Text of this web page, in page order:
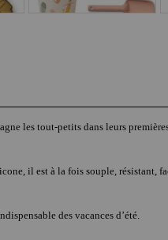
les tout-petits dans leurs
il est à la fois souple, résistant,
des vacances d’été.